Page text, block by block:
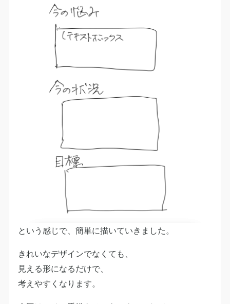
という感じで、簡単に描いていきました。
きれいなデザインでなくても、
見える形になるだけで、
考えやすくなります。